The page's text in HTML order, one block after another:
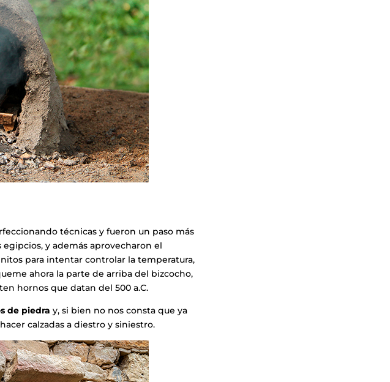
técnicas y fueron un paso más
y además aprovecharon el
para intentar controlar la temperatura,
ahora la parte de arriba del bizcocho,
hornos que datan del 500 a.C.
de piedra y, si bien no nos consta que ya
calzadas a diestro y siniestro.